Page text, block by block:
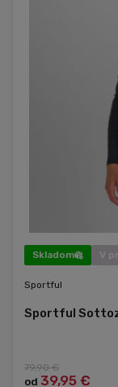
Skladom V
Sportful
Sportful
79,90 €
od 39,95 €